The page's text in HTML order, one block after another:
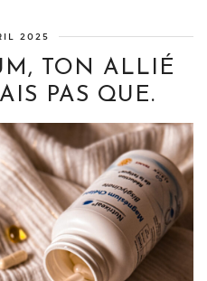
2025
TON ALLIÉ
PAS QUE.